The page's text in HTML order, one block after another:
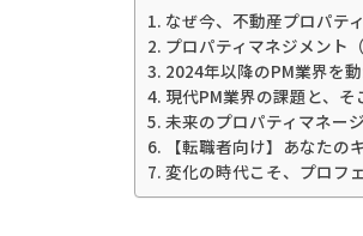
なぜ今、不動産プロパテ
プロパティマネジメント
2024年以降のPM業界を
現代PM業界の課題と、
未来のプロパティマネー
【転職者向け】あなた
変化の時代こそ、プロフ